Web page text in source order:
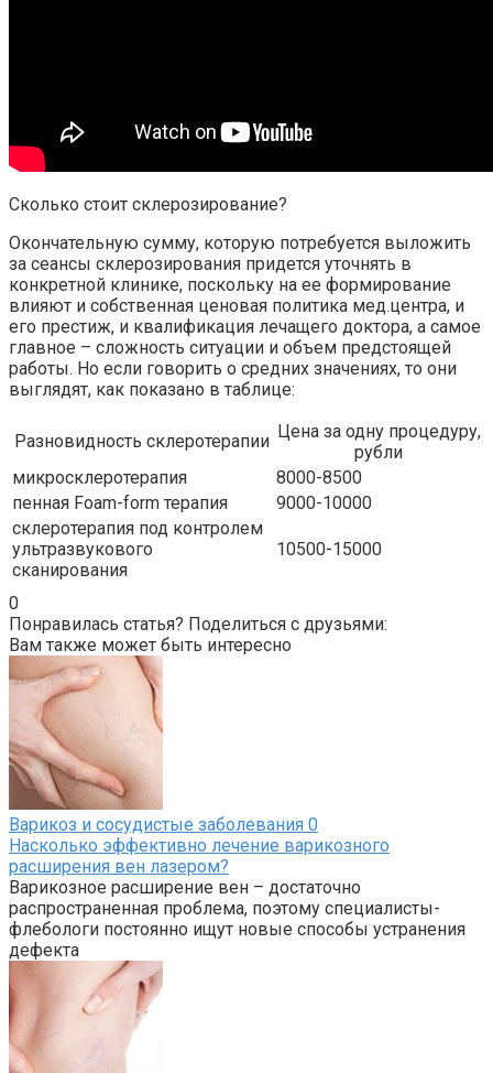
Сколько стоит склерозирование?
Окончательную сумму, которую потребуется выложить
за сеансы склерозирования придется уточнять в
конкретной клинике, поскольку на ее формирование
влияют и собственная ценовая политика мед.центра, и
его престиж, и квалификация лечащего доктора, а самое
главное – сложность ситуации и объем предстоящей
работы. Но если говорить о средних значениях, то они
выглядят, как показано в таблице:
Разновидность склеротерапии Цена за одну процедуру,
рубли
микросклеротерапия
8000-8500
пенная Foam-form терапия
9000-10000
склеротерапия под контролем
ультразвукового
сканирования
10500-15000
0
Понравилась статья? Поделиться с друзьями:
Вам также может быть интересно
Варикоз и сосудистые заболевания 0
Насколько эффективно лечение варикозного
расширения вен лазером?
Варикозное расширение вен – достаточно
распространенная проблема, поэтому специалисты-
флебологи постоянно ищут новые способы устранения
дефекта